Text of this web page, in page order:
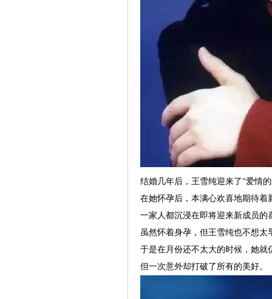
结婚几年后，王雪纯迎来了“爱情
在她怀孕后，本满心欢喜地期待着
一家人都沉浸在即将迎来新成员的
虽然怀着身孕，但王雪纯也不想太
于是在月份还不太大的时候，她就
但一次意外却打破了所有的美好。